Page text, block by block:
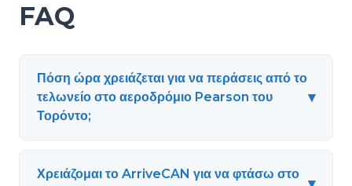
FAQ
Πόση ώρα χρειάζεται για να περάσεις από το
τελωνείο στο αεροδρόμιο Pearson του
Τορόντο;
▾
Χρειάζομαι το ArriveCAN για να φτάσω στο